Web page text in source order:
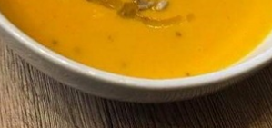
Původně: